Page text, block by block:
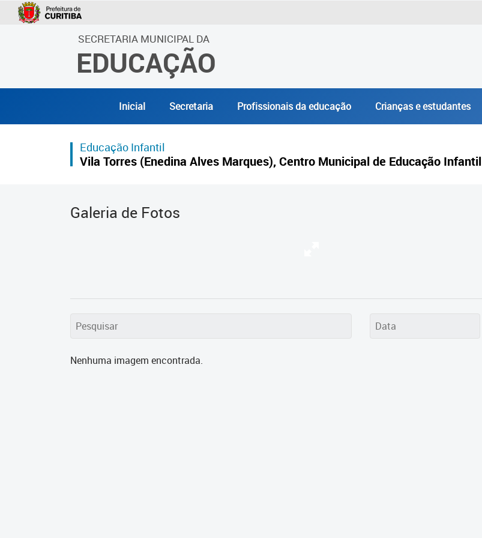
SECRETARIA MUNICIPAL DA
EDUCAÇÃO
Inicial Secretaria Profissionais da educação Crianças e estudantes
Educação Infantil
Vila Torres (Enedina Alves Marques), Centro Municipal de Educação Infantil
Galeria de Fotos
Nenhuma imagem encontrada.